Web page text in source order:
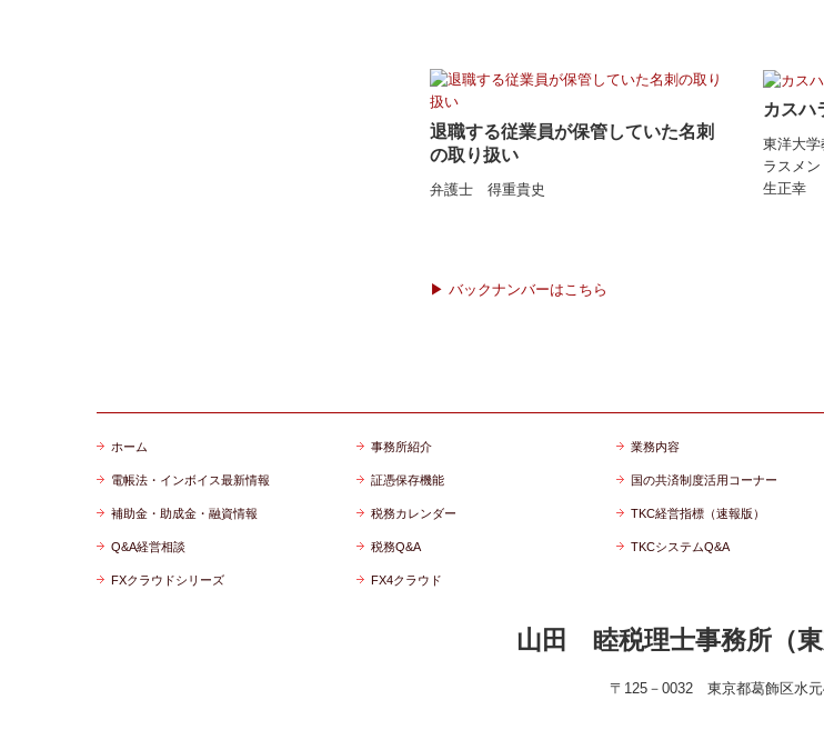
退職する従業員が保管していた名刺
の取り扱い
弁護士 得重貴史
カスハ
東洋大
ラスメ
生正幸
▶ バックナンバーはこちら
ホーム 事務所紹介 業務内容
電帳法・インボイス最新情報 証憑保存機能 国の共済制度活用コーナー
補助金・助成金・融資情報 税務カレンダー TKC経営指標（速報版）
Q&A経営相談 税務Q&A TKCシステムQ&A
FXクラウドシリーズ FX4クラウド
山田 睦税理士事務所（東
〒125－0032 東京都葛飾区水元